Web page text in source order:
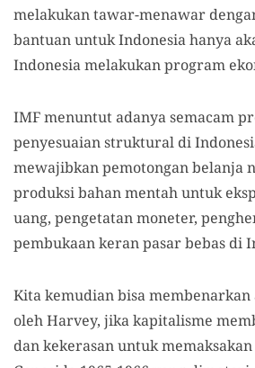
melakukan tawar-menawar
bantuan untuk Indonesia hanya
Indonesia melakukan program
IMF menuntut adanya semacam
penyesuaian struktural di
mewajibkan pemotongan belanja
produksi bahan mentah untuk
uang, pengetatan moneter,
pembukaan keran pasar bebas di
Kita kemudian bisa
oleh Harvey, jika kapitalisme
dan kekerasan untuk memaksakan